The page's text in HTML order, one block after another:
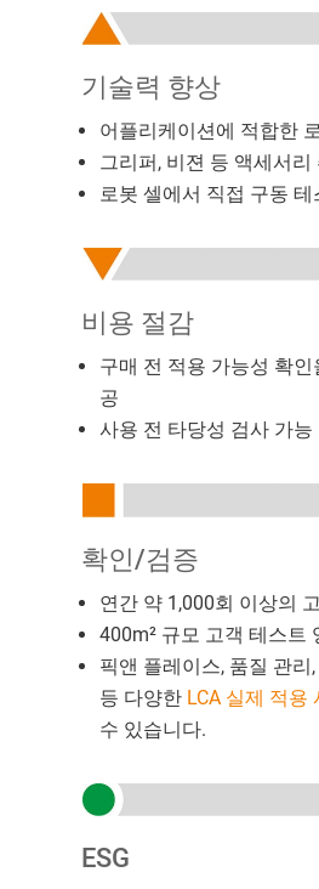
기술력 향상
어플리케이션에 적합한
그리퍼, 비젼 등 액세서리
로봇 셀에서 직접 구동 테
비용 절감
구매 전 적용 가능성 확인
공
사용 전 타당성 검사 가능
확인/검증
연간 약 1,000회 이상의
400m² 규모 고객 테스트
픽앤 플레이스, 품질 관리
등 다양한 LCA 실제 적용
수 있습니다.
ESG